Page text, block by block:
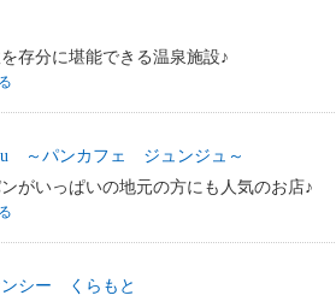
存分に堪能できる温泉施設♪
～パンカフェ ジュンジュ～
がいっぱいの地元の方にも人気のお店♪
ンシー くらもと